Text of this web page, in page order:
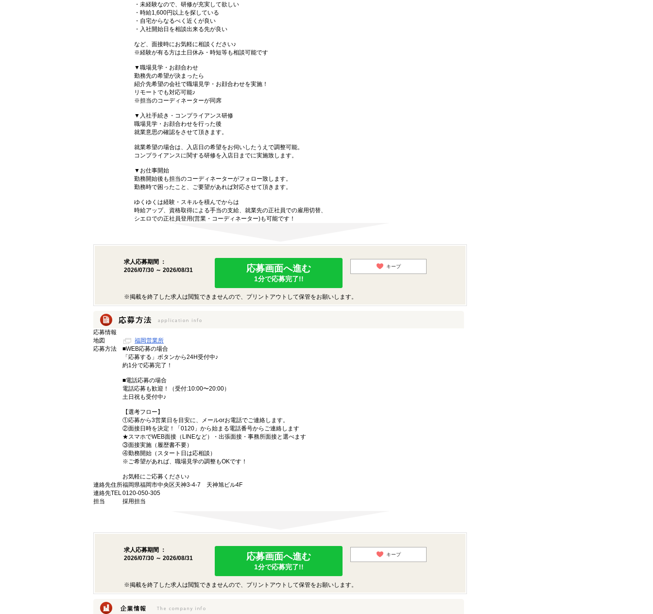
・未経験なので、研修が充実して欲しい
・時給1,600円以上を探している
・自宅からなるべく近くが良い
・入社開始日を相談出来る先が良い
など、面接時にお気軽に相談ください♪
※経験が有る方は土日休み・時短等も相談可能です
▼職場見学・お顔合わせ
勤務先の希望が決まったら
紹介先希望の会社で職場見学・お顔合わせを実施！
リモートでも対応可能♪
※担当のコーディネーターが同席
▼入社手続き・コンプライアンス研修
職場見学・お顔合わせを行った後
就業意思の確認をさせて頂きます。
就業希望の場合は、入店日の希望をお伺いしたうえで調整可能。
コンプライアンスに関する研修を入店日までに実施致します。
▼お仕事開始
勤務開始後も担当のコーディネーターがフォロー致します。
勤務時で困ったこと、ご要望があれば対応させて頂きます。
ゆくゆくは経験・スキルを積んでからは
時給アップ、資格取得による手当の支給、就業先の正社員での雇用切替、
シエロでの正社員登用(営業・コーディネーター)も可能です！
求人応募期間 ：
2026/07/30 ～ 2026/08/31
応募画面へ進む
1分で応募完了!!
キープ
※掲載を終了した求人は閲覧できませんので、プリントアウトして保管をお願いします。
応募情報
地図
福岡営業所
応募方法
■WEB応募の場合
「応募する」ボタンから24H受付中♪
約1分で応募完了！
■電話応募の場合
電話応募も歓迎！（受付:10:00〜20:00）
土日祝も受付中♪
【選考フロー】
①応募から3営業日を目安に、メールorお電話でご連絡します。
②面接日時を決定！「0120」から始まる電話番号からご連絡します
★スマホでWEB面接（LINEなど）・出張面接・事務所面接と選べます
③面接実施（履歴書不要）
④勤務開始（スタート日は応相談）
※ご希望があれば、職場見学の調整もOKです！
お気軽にご応募ください♪
連絡先住所福岡県福岡市中央区天神3-4-7 天神旭ビル4F
連絡先TEL0120-050-305
担当
採用担当
求人応募期間 ：
2026/07/30 ～ 2026/08/31
応募画面へ進む
1分で応募完了!!
キープ
※掲載を終了した求人は閲覧できませんので、プリントアウトして保管をお願いします。